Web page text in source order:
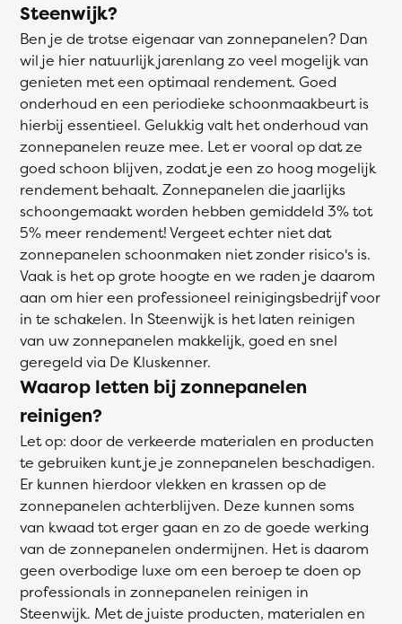
Steenwijk?
Ben je de trotse eigenaar van zonnepanelen? Dan
wil je hier natuurlijk jarenlang zo veel mogelijk van
genieten met een optimaal rendement. Goed
onderhoud en een periodieke schoonmaakbeurt is
hierbij essentieel. Gelukkig valt het onderhoud van
zonnepanelen reuze mee. Let er vooral op dat ze
goed schoon blijven, zodat je een zo hoog mogelijk
rendement behaalt. Zonnepanelen die jaarlijks
schoongemaakt worden hebben gemiddeld 3% tot
5% meer rendement! Vergeet echter niet dat
zonnepanelen schoonmaken niet zonder risico's is.
Vaak is het op grote hoogte en we raden je daarom
aan om hier een professioneel reinigingsbedrijf voor
in te schakelen. In Steenwijk is het laten reinigen
van uw zonnepanelen makkelijk, goed en snel
geregeld via De Kluskenner.
Waarop letten bij zonnepanelen
reinigen?
Let op: door de verkeerde materialen en producten
te gebruiken kunt je je zonnepanelen beschadigen.
Er kunnen hierdoor vlekken en krassen op de
zonnepanelen achterblijven. Deze kunnen soms
van kwaad tot erger gaan en zo de goede werking
van de zonnepanelen ondermijnen. Het is daarom
geen overbodige luxe om een beroep te doen op
professionals in zonnepanelen reinigen in
Steenwijk. Met de juiste producten, materialen en